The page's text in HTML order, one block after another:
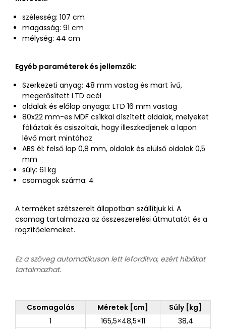
szélesség: 107 cm
magasság: 91 cm
mélység: 44 cm
Egyéb paraméterek és jellemzők:
Szerkezeti anyag: 48 mm vastag és mart ívű,
megerősített LTD acél
oldalak és előlap anyaga: LTD 16 mm vastag
80x22 mm-es MDF csíkkal díszített oldalak, melyeket
fóliáztak és csiszoltak, hogy illeszkedjenek a lapon
lévő mart mintához
ABS él: felső lap 0,8 mm, oldalak és elülső oldalak 0,5
mm
súly: 61 kg
csomagok száma: 4
A terméket szétszerelt állapotban szállítjuk ki. A
csomag tartalmazza az összeszerelési útmutatót és a
rögzítőelemeket.
Ez a szöveg automatikusan lett lefordítva, ezért hibákat
tartalmazhat.
Csomagolás Méretek [cm]
Súly [kg]
1
165,5×48,5×11
38,4